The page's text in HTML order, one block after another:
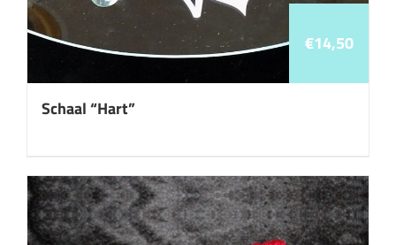
Schaal “Hart”
€14,50